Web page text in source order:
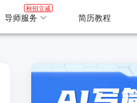
导师服务
秋招立减
简历教程